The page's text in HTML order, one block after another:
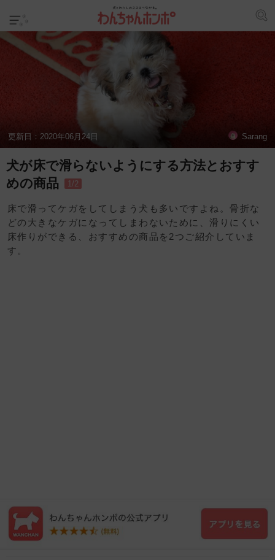
更新日： 2020年06月24日 Sarang
犬が床で滑らないようにする方法とおすす
めの商品
1/2
床で滑ってケガをしてしまう犬も多いですよね。骨折な
どの大きなケガになってしまわないために、滑りにくい
床作りができる、おすすめの商品を2つご紹介していま
す。